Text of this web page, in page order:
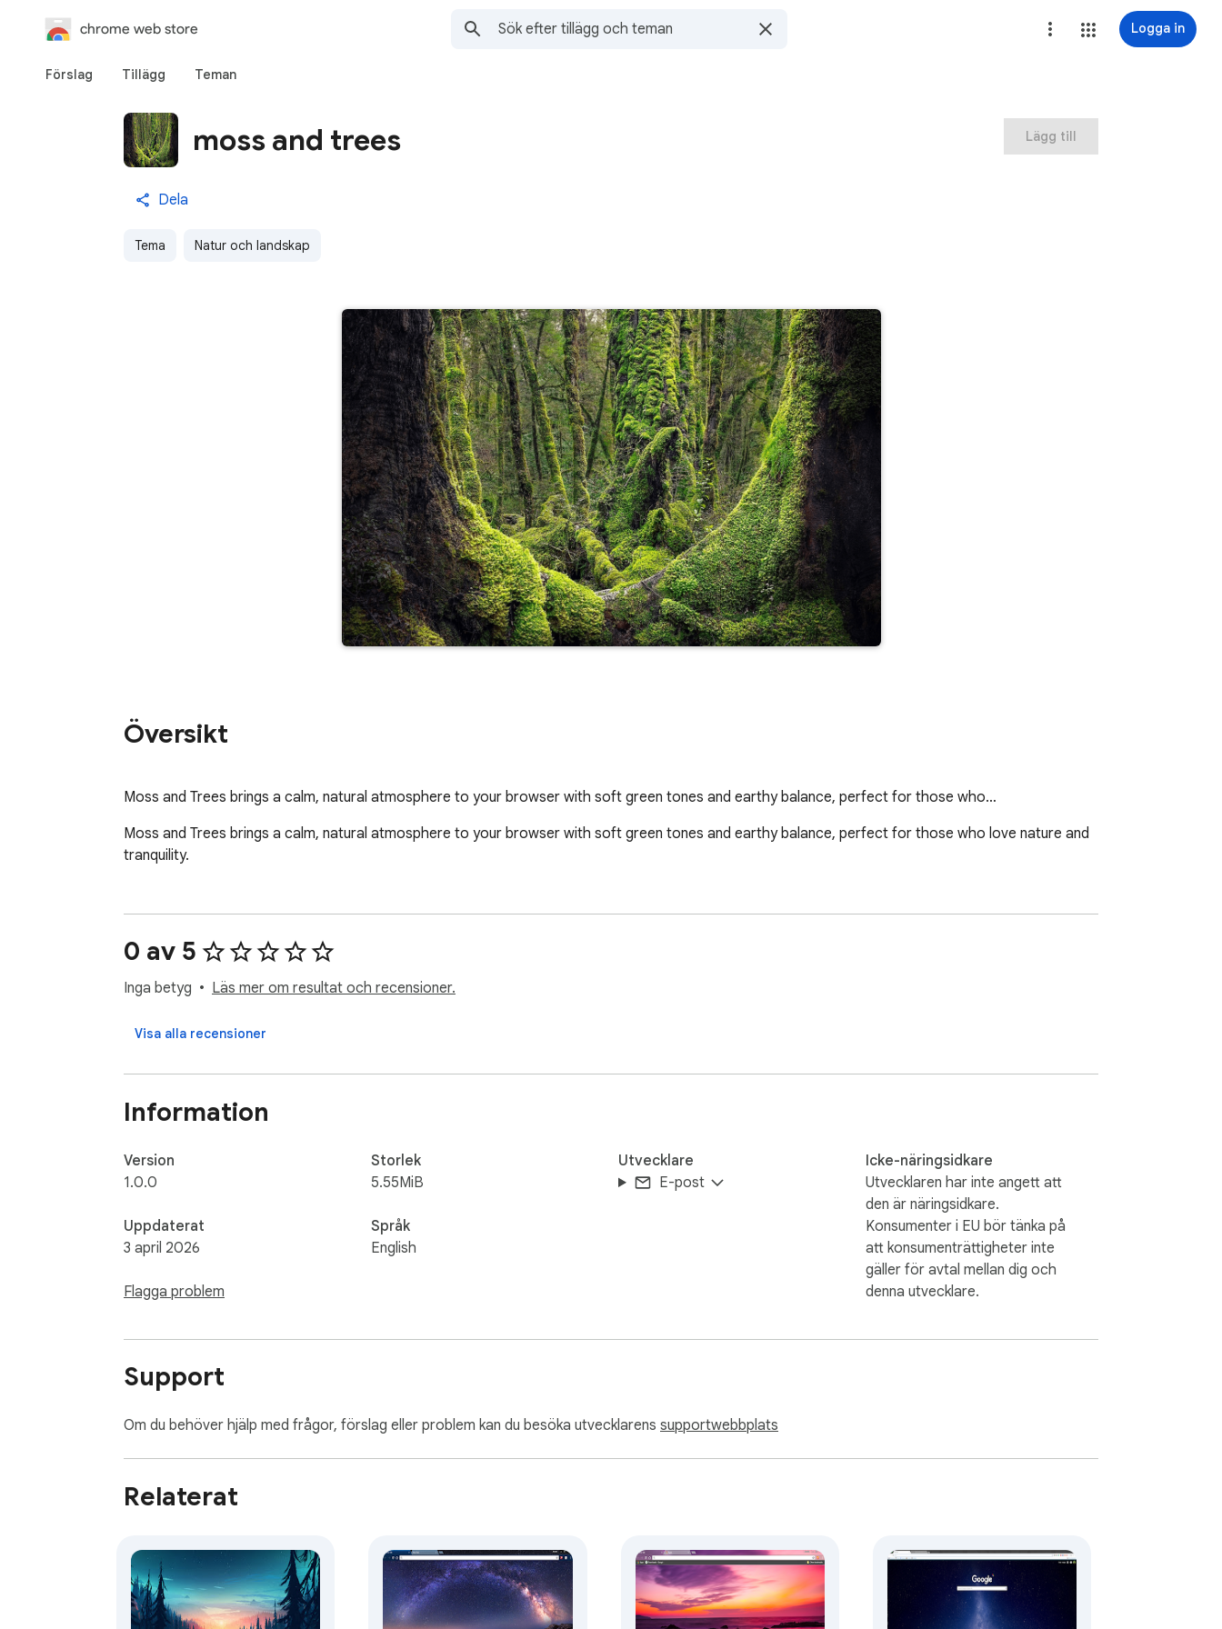
chrome web store Logga in
Förslag Tillägg Teman
moss and trees
Dela
Tema Natur och landskap
Lägg till
Översikt
Moss and Trees brings a calm, natural atmosphere to your browser with soft green tones and earthy balance, perfect for those who…
Moss and Trees brings a calm, natural atmosphere to your browser with soft green tones and earthy balance, perfect for those who love nature and
tranquility.
0 av 5
Inga betyg Läs mer om resultat och recensioner.
Visa alla recensioner
Information
Version
1.0.0
Uppdaterat
3 april 2026
Flagga problem
Storlek
5.55MiB
Språk
English
Utvecklare
E-post
Icke-näringsidkare
Utvecklaren har inte angett att
den är näringsidkare.
Konsumenter i EU bör tänka på
att konsumenträttigheter inte
gäller för avtal mellan dig och
denna utvecklare.
Support
Om du behöver hjälp med frågor, förslag eller problem kan du besöka utvecklarens supportwebbplats
Relaterat